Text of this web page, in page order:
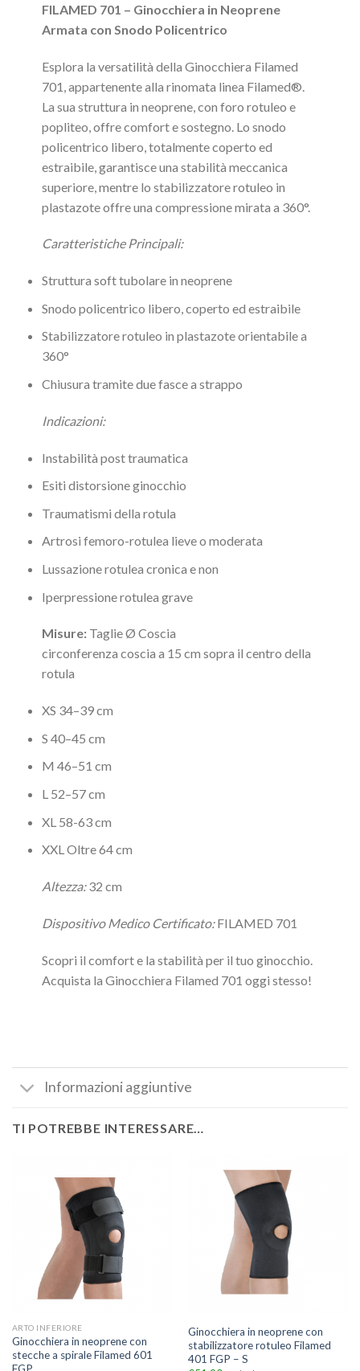
FILAMED 701 – Ginocchiera in Neoprene
Armata con Snodo Policentrico
Esplora la versatilità della Ginocchiera Filamed
701, appartenente alla rinomata linea Filamed®.
La sua struttura in neoprene, con foro rotuleo e
popliteo, offre comfort e sostegno. Lo snodo
policentrico libero, totalmente coperto ed
estraibile, garantisce una stabilità meccanica
superiore, mentre lo stabilizzatore rotuleo in
plastazote offre una compressione mirata a 360°.
Caratteristiche Principali:
Struttura soft tubolare in neoprene
Snodo policentrico libero, coperto ed estraibile
Stabilizzatore rotuleo in plastazote orientabile a
360°
Chiusura tramite due fasce a strappo
Indicazioni:
Instabilità post traumatica
Esiti distorsione ginocchio
Traumatismi della rotula
Artrosi femoro-rotulea lieve o moderata
Lussazione rotulea cronica e non
Iperpressione rotulea grave
Misure:Taglie Ø Coscia
circonferenza coscia a 15 cm sopra il centro della
rotula
XS 34–39 cm
S 40–45 cm
M 46–51 cm
L 52–57 cm
XL 58-63 cm
XXL Oltre 64 cm
Altezza:32 cm
Dispositivo Medico Certificato:FILAMED 701
Scopri il comfort e la stabilità per il tuo ginocchio.
Acquista la Ginocchiera Filamed 701 oggi stesso!
Informazioni aggiuntive
TI POTREBBE INTERESSARE…
ARTO INFERIORE
Ginocchiera in neoprene con
stecche a spirale Filamed 601
FGP
Ginocchiera in neoprene con
stabilizzatore rotuleo Filamed
401 FGP – S